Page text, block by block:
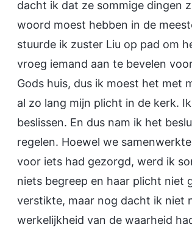
dacht ik dat ze sommige dingen
woord moest hebben in de
stuurde ik zuster Liu op pad om
vroeg iemand aan te bevelen
Gods huis, dus ik moest het met
al zo lang mijn plicht in de kerk.
beslissen. En dus nam ik het
regelen. Hoewel we
voor iets had gezorgd, werd ik
niets begreep en haar plicht niet
verstikte, maar nog dacht ik niet
werkelijkheid van de waarheid